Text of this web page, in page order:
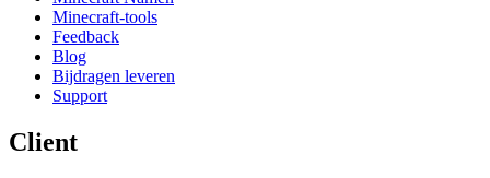
Minecraft-tools
Feedback
Blog
Bijdragen leveren
Support
Client